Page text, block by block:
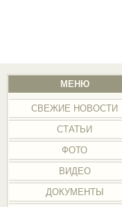
МЕНЮ
СВЕЖИЕ НОВОСТИ
СТАТЬИ
ФОТО
ВИДЕО
ДОКУМЕНТЫ